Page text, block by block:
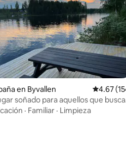
en Byvallen
4.67
soñado para aquellos que
y tranquilidad
· Familiar · Limpieza